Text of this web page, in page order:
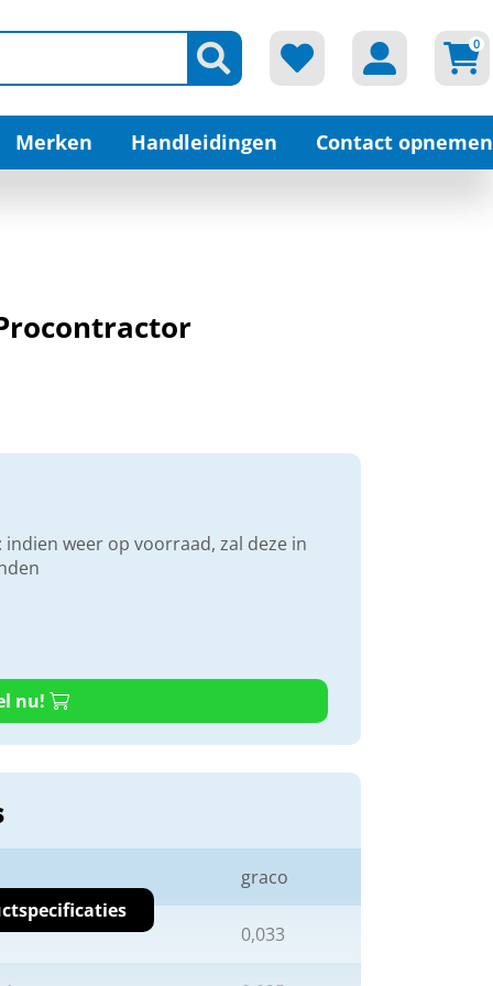
0
Merken Handleidingen Contact opnemen
weer op voorraad, zal deze in
nu!
graco
0,033